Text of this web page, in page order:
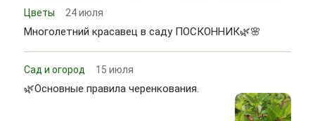
Цветы 24 июля
Многолетний красавец в саду ПОСКОННИК🌿🌸
Сад и огород 15 июля
🌿Основные правила черенкования.